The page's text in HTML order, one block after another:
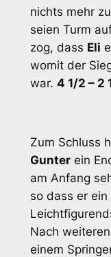
nichts mehr
seien Turm
zog, dass Eli
womit der
war. 4 1/2 – 2
Zum Schluss
Gunterein
am Anfang
so dass er
Nach
einem